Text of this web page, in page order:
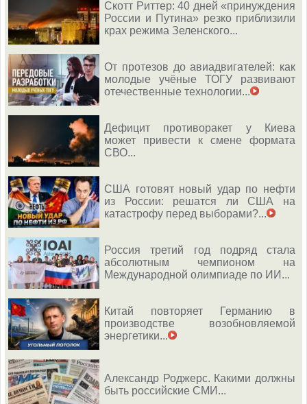
Скотт Риттер: 40 дней «принуждения
России и Путина» резко приблизили
крах режима Зеленского...
От протезов до авиадвигателей: как
молодые учёные ТОГУ развивают
отечественные технологии...
Дефицит противоракет у Киева
может привести к смене формата
СВО...
США готовят новый удар по нефти
из России: решатся ли США на
катастрофу перед выборами?...
Россия третий год подряд стала
абсолютным чемпионом на
Международной олимпиаде по ИИ...
Китай повторяет Германию в
производстве возобновляемой
энергетики...
Александр Роджерс. Какими должны
быть российские СМИ...